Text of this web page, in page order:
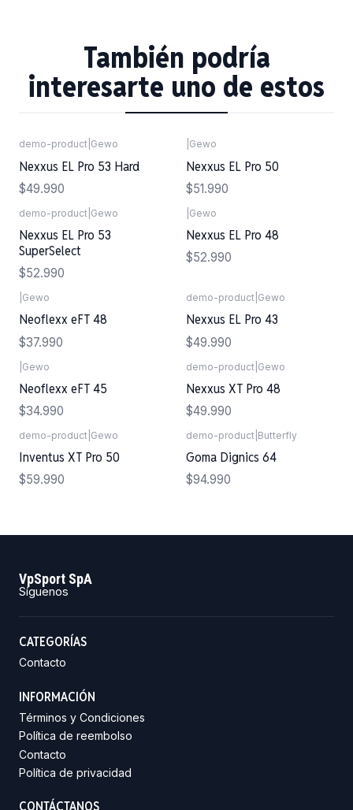
También podría
interesarte uno de estos
demo-product Gewo
Nexxus EL Pro 53 Hard
$49.990
Gewo
Nexxus EL Pro 50
$51.990
demo-product Gewo
Nexxus EL Pro 53
SuperSelect
$52.990
Gewo
Nexxus EL Pro 48
$52.990
Gewo
Neoflexx eFT 48
$37.990
demo-product Gewo
Nexxus EL Pro 43
$49.990
Gewo
Neoflexx eFT 45
$34.990
demo-product Gewo
Nexxus XT Pro 48
$49.990
demo-product Gewo
Inventus XT Pro 50
$59.990
demo-product Butterfly
Goma Dignics 64
$94.990
VpSport SpA
Síguenos
CATEGORÍAS
Contacto
INFORMACIÓN
Términos y Condiciones
Política de reembolso
Contacto
Política de privacidad
CONTÁCTANOS